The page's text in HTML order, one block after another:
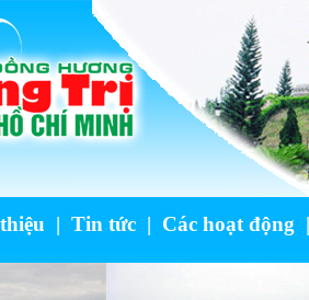
| Tin tức | Các hoạt động |